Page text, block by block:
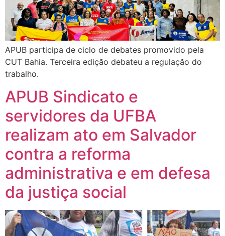
APUB participa de ciclo de debates promovido pela
CUT Bahia. Terceira edição debateu a regulação do
trabalho.
APUB Sindicato e
servidores da UFBA
realizam ato em Salvador
contra a reforma
administrativa e em defesa
da justiça social